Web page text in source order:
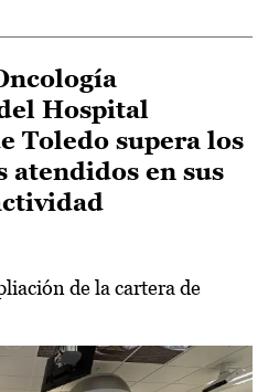
Hospital
Toledo supera los
atendidos en sus
de la cartera de